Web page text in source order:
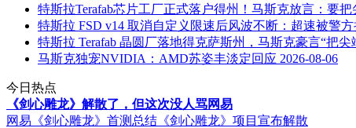
特斯拉Terafab芯片工厂正式落户得州！马斯克放言：要
特斯拉 FSD v14 取消自定义限速后风波不断：超速被警
特斯拉 Terafab 晶圆厂落地得克萨斯州，马斯克豪言“把
马斯克独宠NVIDIA：AMD苏姿丰淡定回应 2026-08-06
今日热点
《剑心雕龙》解散了，但这次没人骂网易
网易《剑心雕龙》首测总结 《剑心雕龙》项目宣布解散